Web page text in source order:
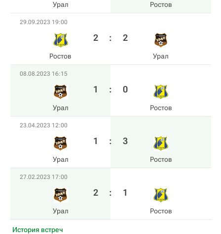
Урал Ростов
29.09.2023 19:00
Ростов
2 : 2
Урал
08.08.2023 16:15
Урал
1 : 0
Ростов
23.04.2023 12:00
Урал
1 : 3
Ростов
27.02.2023 17:00
Урал
2 : 1
Ростов
История встреч